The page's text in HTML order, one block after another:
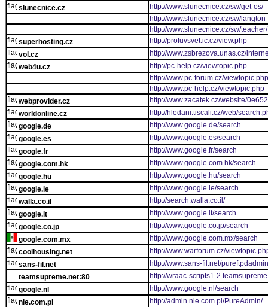
slunecnice.cz
http://www.slunecnice.cz/sw/get-os/
http://www.slunecnice.cz/sw/
http://www.slunecnice.cz/sw/teacher/
superhosting.cz
http://profuvsvet.ic.cz/view.php
vol.cz
http://www.zsbrezova.unas.cz/
web4u.cz
http://pc-help.cz/viewtopic.php
http://www.pc-forum.cz/viewtopic.php
http://www.pc-help.cz/viewtopic.php
webprovider.cz
http://www.zacatek.cz/website/
worldonline.cz
http://hledani.tiscali.cz/web/
google.de
http://www.google.de/search
google.es
http://www.google.es/search
google.fr
http://www.google.fr/search
google.com.hk
http://www.google.com.hk/search
google.hu
http://www.google.hu/search
google.ie
http://www.google.ie/search
walla.co.il
http://search.walla.co.il/
google.it
http://www.google.it/search
google.co.jp
http://www.google.co.jp/search
google.com.mx
http://www.google.com.mx/search
coolhousing.net
http://www.warforum.cz/
sans-fil.net
http://www.sans-fil.net/
teamsupreme.net:80
http://wraac-scripts1-
google.nl
http://www.google.nl/search
nie.com.pl
http://admin.nie.com.pl/PureAdmin/